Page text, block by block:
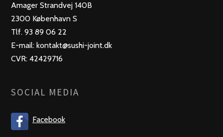
Amager Strandvej 140B
2300 København S
Tlf. 93 89 06 22
E-mail: kontakt@sushi-joint.dk
CVR: 42429716
SOCIAL MEDIA
Facebook